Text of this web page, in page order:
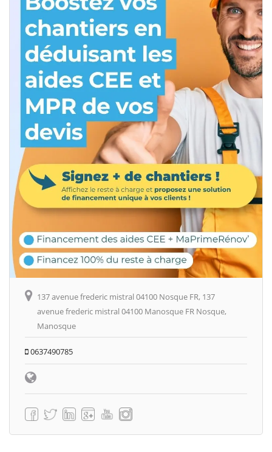
137 avenue frederic mistral 04100 Nosque FR, 137
avenue frederic mistral 04100 Manosque FR Nosque,
Manosque
0637490785